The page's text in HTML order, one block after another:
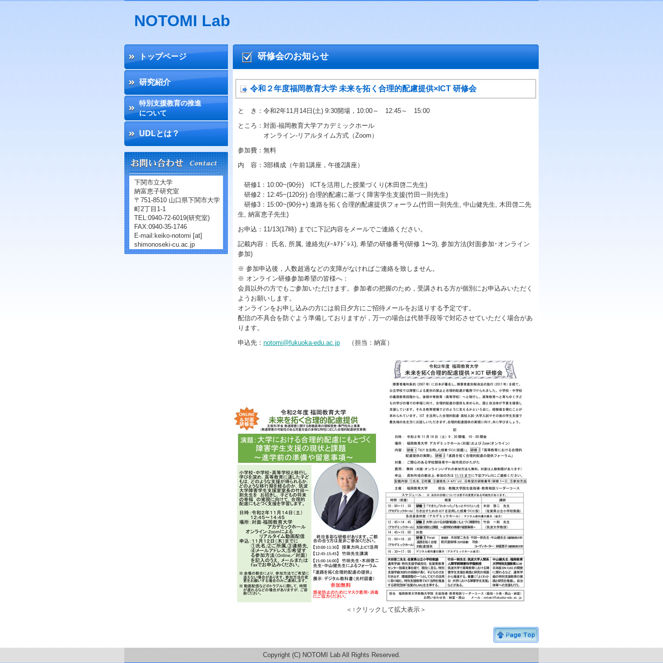
NOTOMI Lab
トップページ
研究紹介
特別支援教育の推進
について
UDLとは？
下関市立大学
納富恵子研究室
〒751-8510 山口県下関市大学
町2丁目1-1
TEL:0940-72-6019(研究室)
FAX:0940-35-1746
E-mail:keiko-notomi [at]
shimonoseki-cu.ac.jp
研修会のお知らせ
令和２年度福岡教育大学 未来を拓く合理的配慮提供×ICT 研修会
と き：令和2年11月14日(土) 9:30開場，10:00～ 12:45～ 15:00
ところ：対面-福岡教育大学アカデミックホール
オンライン-リアルタイム方式（Zoom）
参加費：無料
内 容：3部構成（午前1講座，午後2講座）
研修1：10:00~(90分) ICTを活用した授業づくり(木田啓二先生)
研修2：12:45~(120分) 合理的配慮に基づく障害学生支援(竹田一則先生)
研修3：15:00~(90分+) 進路を拓く合理的配慮提供フォーラム(竹田一則先生, 中山健先生, 木田啓二先
生, 納富恵子先生)
お申込：11/13(17時) までに下記内容をメールでご連絡ください。
記載内容： 氏名, 所属, 連絡先(ﾒｰﾙｱﾄﾞﾚｽ), 希望の研修番号(研修 1〜3), 参加方法(対面参加･オンライン
参加)
※ 参加申込後，人数超過などの支障がなければご連絡を致しません。
※ オンライン研修参加希望の皆様へ：
会員以外の方でもご参加いただけます。参加者の把握のため，受講される方が個別にお申込みいただく
ようお願いします。
オンラインをお申し込みの方には前日夕方にご招待メールをお送りする予定です。
配信の不具合を防ぐよう準備しておりますが，万一の場合は代替手段等で対応させていただく場合があ
ります。
申込先： notomi@fukuoka-edu.ac.jp （担当：納富）
＜↑クリックして拡大表示＞
Copyright (C) NOTOMI Lab All Rights Reserved.